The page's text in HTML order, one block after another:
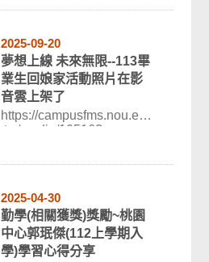
2025-09-20
夢想上線 未來無限--113畢
業生回娘家活動照片在影
音雲上架了
https://campusfms.nou.edu
.tw/media/10516?p...
2025-04-30
勤學(相關獲獎)獎勵~桃園
中心郭珉傑(112上學期入
學)學習心得分享